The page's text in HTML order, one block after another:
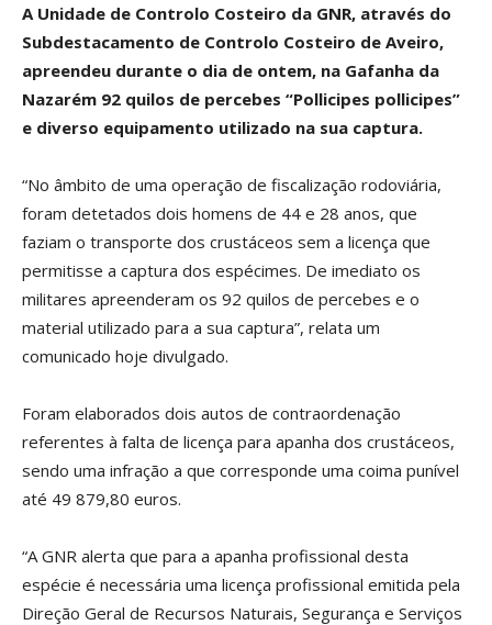
A Unidade de Controlo Costeiro da GNR, através do
Subdestacamento de Controlo Costeiro de Aveiro,
apreendeu durante o dia de ontem, na Gafanha da
Nazarém 92 quilos de percebes “Pollicipes pollicipes”
e diverso equipamento utilizado na sua captura.
“No âmbito de uma operação de fiscalização rodoviária,
foram detetados dois homens de 44 e 28 anos, que
faziam o transporte dos crustáceos sem a licença que
permitisse a captura dos espécimes. De imediato os
militares apreenderam os 92 quilos de percebes e o
material utilizado para a sua captura”, relata um
comunicado hoje divulgado.
Foram elaborados dois autos de contraordenação
referentes à falta de licença para apanha dos crustáceos,
sendo uma infração a que corresponde uma coima punível
até 49 879,80 euros.
“A GNR alerta que para a apanha profissional desta
espécie é necessária uma licença profissional emitida pela
Direção Geral de Recursos Naturais, Segurança e Serviços